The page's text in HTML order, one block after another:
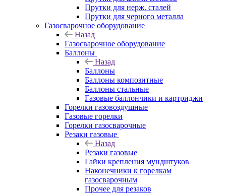
Прутки для нерж. сталей
Прутки для черного металла
Газосварочное оборудование
Назад
Газосварочное оборудование
Баллоны
Назад
Баллоны
Баллоны композитные
Баллоны стальные
Газовые баллончики и картриджи
Горелки газовоздушные
Газовые горелки
Горелки газосварочные
Резаки газовые
Назад
Резаки газовые
Гайки крепления мундштуков
Наконечники к горелкам
газосварочным
Прочее для резаков